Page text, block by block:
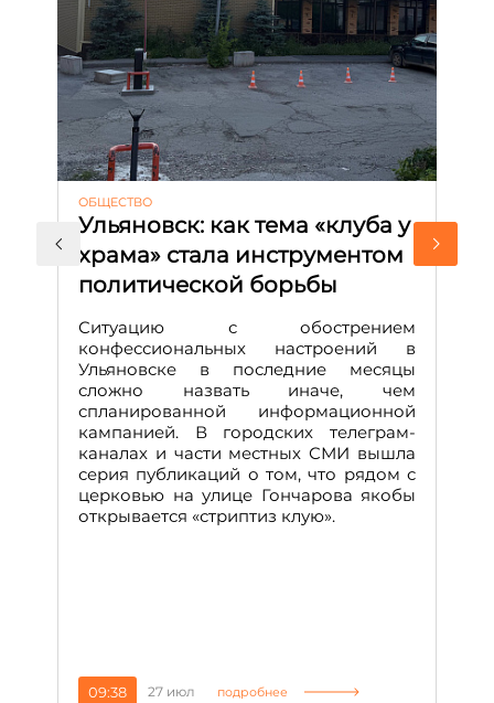
ОБЩЕСТВО
Ульяновск: как тема «клуба у
храма» стала инструментом
политической борьбы
Ситуацию с обострением
конфессиональных настроений в
Ульяновске в последние месяцы
сложно назвать иначе, чем
спланированной информационной
кампанией. В городских телеграм-
каналах и части местных СМИ вышла
серия публикаций о том, что рядом с
церковью на улице Гончарова якобы
открывается «стриптиз клую».
09:38 27 июл подробнее